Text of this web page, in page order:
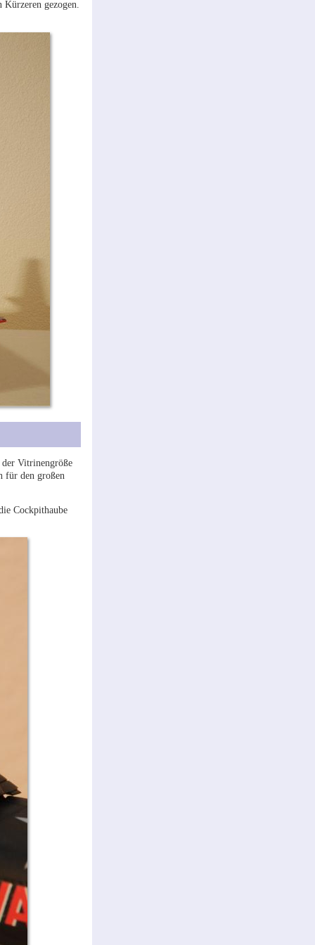
gezogen.
der Vitrinengröße
für den großen
Cockpithaube